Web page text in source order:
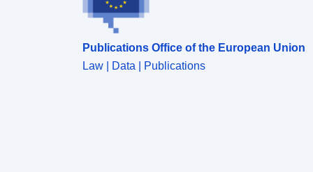
Publications Office of the European Union
Law | Data | Publications